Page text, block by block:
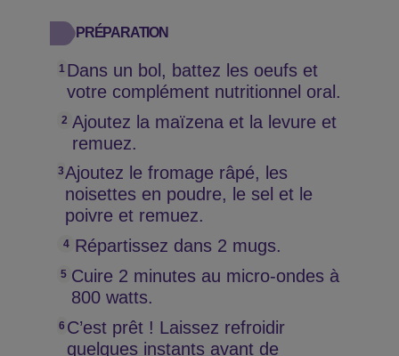
PRÉPARATION
Dans un bol, battez les oeufs et
votre complément nutritionnel oral.
Ajoutez la maïzena et la levure et
remuez.
Ajoutez le fromage râpé, les
noisettes en poudre, le sel et le
poivre et remuez.
Répartissez dans 2 mugs.
Cuire 2 minutes au micro-ondes à
800 watts.
C’est prêt ! Laissez refroidir
quelques instants avant de